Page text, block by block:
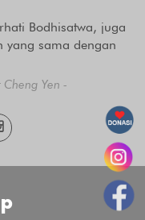
Bodhisatwa, juga
yang sama dengan
Yen -